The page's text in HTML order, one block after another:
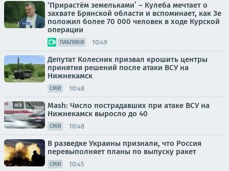
‘Прирастём земельками’ – Кулеба мечтает о
захвате Брянской области и вспоминает, как Зе
положил более 70 000 человек в ходе Курской
операции
ПАБЛИКИ 10:49
Депутат Колесник призвал крошить центры
принятия решений после атаки ВСУ на
Нижнекамск
СМИ 10:48
Mash: Число пострадавших при атаке ВСУ на
Нижнекамск выросло до 40
СМИ 10:48
В разведке Украины признали, что Россия
перевыполняет планы по выпуску ракет
СМИ 10:45